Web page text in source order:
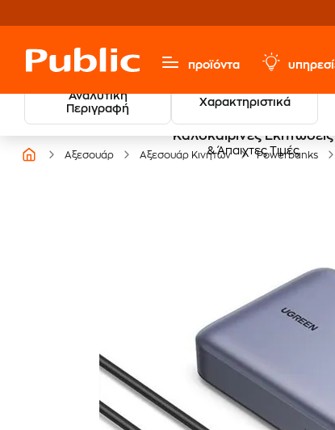
προϊόντα
Αναλυτική
Περιγραφή
Χαρακτηριστικά
Καλοκαιρινές Εκπτώσεις
& Άπαιχτες Τιμές
Αξεσουάρ Αξεσουάρ Κινητών Powerbanks